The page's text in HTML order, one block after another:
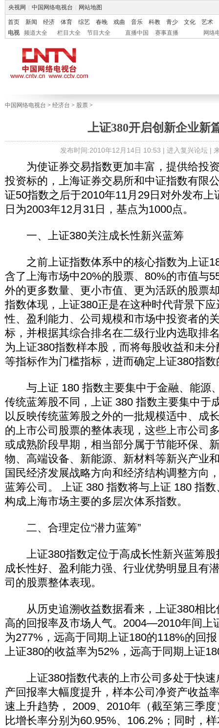
央视网 中国网络电视台 网站地图
首页 新闻 经济 体育 综艺 春晚 戏曲 音乐 科教 青少 文化
艺术
电视
频道大全 栏目大全 节目大全 直播中国 赛事直播 网络
中国网络电视台 > 经济台 > 股票 >
上证380开启创新企业新
发布时间:2010年12月14日 10:53 | 进入复兴论坛|
为使证券交易指数更加丰富，提供给投
投资标的，上海证券交易所和中证指数有限
证50指数之后于2010年11月29日对外发布上
日为2003年12月31日，基点为1000点。
一、上证380关注成长性新兴蓝筹
之前上证指数体系中的核心指数为上证
含了上海市场中20%的股票、80%的市值与
外的更多数量、更小市值、更为活跃的股票
指数体现，上证380正是在这种时代背景下
性、盈利能力、公司规模和市场中投资者的
标，并根据其综合排名在二级行业内选取排
为上证380指数样本股，而将每股收益和未
等指标作为门槛指标，进而确定上证380指
与上证 180 指数主要集中于金融、能源
传统蓝筹股不同，上证 380 指数主要集中于
以反映传统蓝筹股之外的一批规模适中、成
的上市公司股票的整体表现，这些上市公司
或成熟阶段早期，相当部分属于节能环保、
物、高端设备、新能源、新材料等新兴产业
国民经济发展战略方向和经济结构调整方向
蓝筹公司。 上证 380 指数将与上证 180 指
构成上海市场主要的多层次体系指数。
二、合理定位“潜力蓝筹”
上证380指数定位于高成长性新兴蓝筹股
成长性好、盈利能力强、行业优势明显且有
司的股票整体表现。
从历史追溯收益数据看来，上证380相比
高的回报率及市场人气。2004—2010年间上
为277%，远高于同期上证180的118%的回
上证380的收益率为52%，远高于同期上证
上证380指数代表的上市公司多处于快速
产回报率大幅度提升，样本公司净资产收益
速上升趋势， 2009、2010年（截至第三季
比增长率分别为60.95%、106.2%；同时，